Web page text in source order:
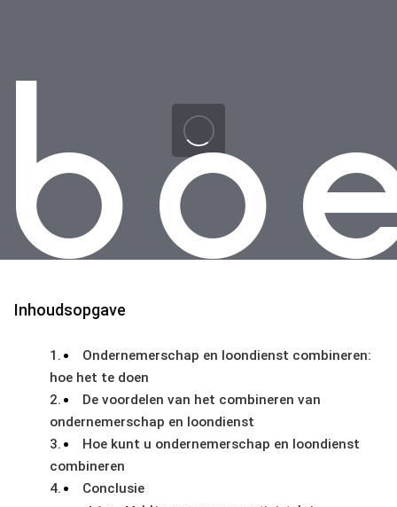
navigation
content
Inhoudsopgave
Ondernemerschap en loondienst combineren:
hoe het te doen
De voordelen van het combineren van
ondernemerschap en loondienst
Hoe kunt u ondernemerschap en loondienst
combineren
Conclusie